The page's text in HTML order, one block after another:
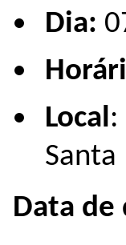
Dia:
Local:
Santa
Data de